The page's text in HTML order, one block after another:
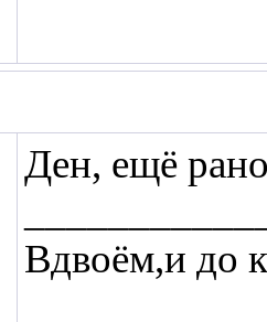
Ден, ещё
Вдвоём,и до